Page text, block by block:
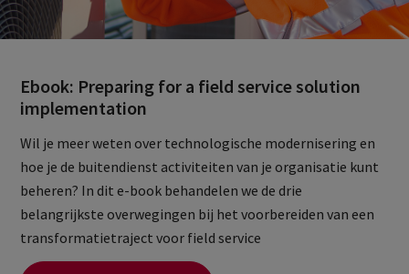
Ebook: Preparing for a field service solution
implementation
Wil je meer weten over technologische modernisering en
hoe je de buitendienst activiteiten van je organisatie kunt
beheren? In dit e-book behandelen we de drie
belangrijkste overwegingen bij het voorbereiden van een
transformatietraject voor field service